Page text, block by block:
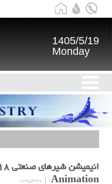
1405/5/19
Monday
Animation
۱۳۹۵/۳/۲۰